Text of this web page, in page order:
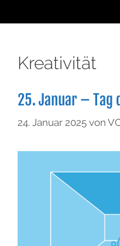
Kreativität
25. Januar – Tag
24. Januar 2025 von